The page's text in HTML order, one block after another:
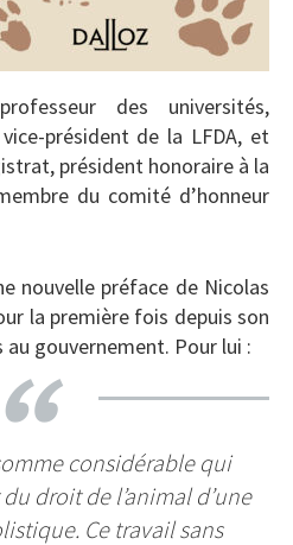
des universités,
président de la LFDA, et
président honoraire à la
du comité d’honneur
nouvelle préface de Nicolas
la première fois depuis son
au gouvernement. Pour lui :
considérable qui
droit de l’animal d’une
Ce travail sans